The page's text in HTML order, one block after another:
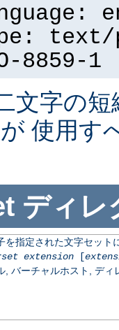
8859-1
文字の
が 使用す
ディレ
を指定された文字セット
extension[
, バーチャルホスト, ディ